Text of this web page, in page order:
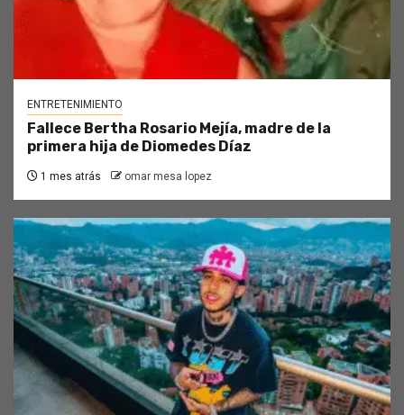
ENTRETENIMIENTO
Fallece Bertha Rosario Mejía, madre de la
primera hija de Diomedes Díaz
1 mes atrás omar mesa lopez